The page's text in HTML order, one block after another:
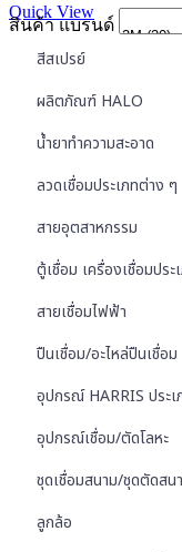
Quick View
สินค้า แบรนด์
สีสเปรย์
ผลิตภัณฑ์ HALO
น้ำยาทำความสะอาด
ลวดเชื่อมประเภทต่าง ๆ
สายอุตสาหกรรม
ตู้เชื่อม เครื่องเชื่อมประ
สายเชื่อมไฟฟ้า
ปืนเชื่อม/อะไหล่ปืนเชื่อม
อุปกรณ์ HARRIS ประ
อุปกรณ์เชื่อม/ตัดโลหะ
ชุดเชื่อมสนาม/ชุดตัดสน
ลูกล้อ